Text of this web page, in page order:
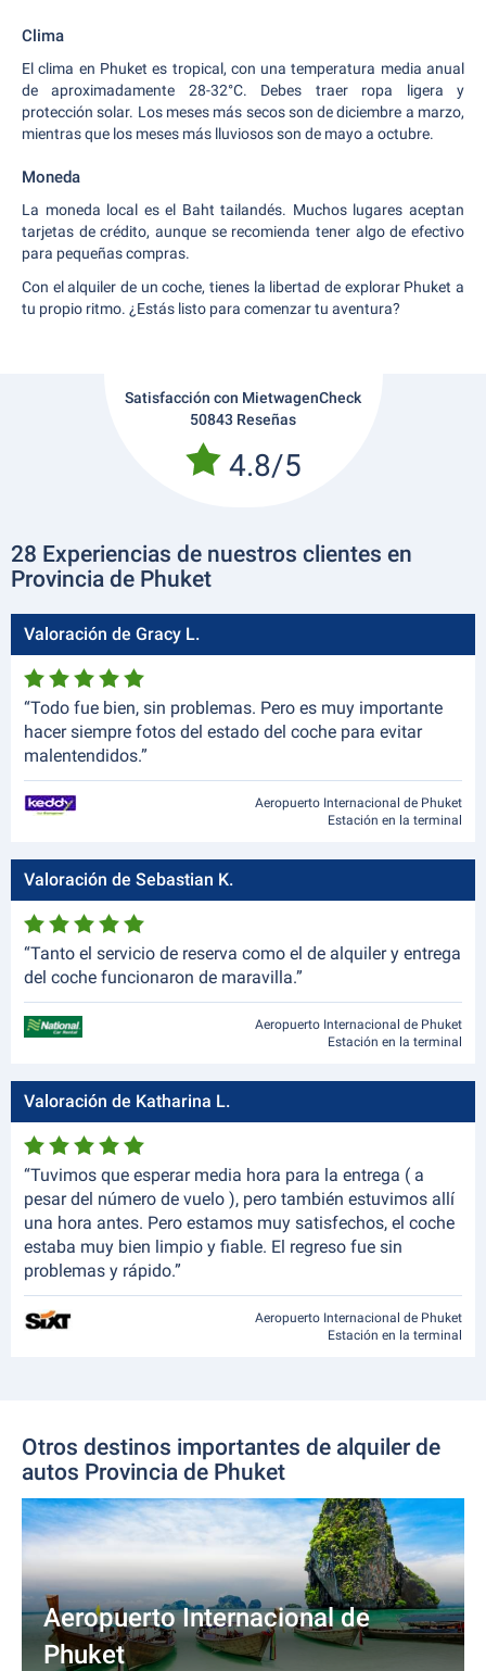
Clima
El clima en Phuket es tropical, con una temperatura media anual
de aproximadamente 28-32°C. Debes traer ropa ligera y
protección solar. Los meses más secos son de diciembre a marzo,
mientras que los meses más lluviosos son de mayo a octubre.
Moneda
La moneda local es el Baht tailandés. Muchos lugares aceptan
tarjetas de crédito, aunque se recomienda tener algo de efectivo
para pequeñas compras.
Con el alquiler de un coche, tienes la libertad de explorar Phuket a
tu propio ritmo. ¿Estás listo para comenzar tu aventura?
Satisfacción con MietwagenCheck
50843 Reseñas
4.8/5
28 Experiencias de nuestros clientes en
Provincia de Phuket
Valoración de Gracy L.
“Todo fue bien, sin problemas. Pero es muy importante
hacer siempre fotos del estado del coche para evitar
malentendidos.”
Aeropuerto Internacional de Phuket
Estación en la terminal
Valoración de Sebastian K.
“Tanto el servicio de reserva como el de alquiler y entrega
del coche funcionaron de maravilla.”
Aeropuerto Internacional de Phuket
Estación en la terminal
Valoración de Katharina L.
“Tuvimos que esperar media hora para la entrega ( a
pesar del número de vuelo ), pero también estuvimos allí
una hora antes. Pero estamos muy satisfechos, el coche
estaba muy bien limpio y fiable. El regreso fue sin
problemas y rápido.”
Aeropuerto Internacional de Phuket
Estación en la terminal
Otros destinos importantes de alquiler de
autos Provincia de Phuket
Aeropuerto Internacional de
Phuket